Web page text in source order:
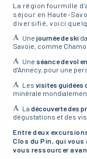
La région fourmille
séjour en Haute-
diversifié, voici
Une journée de ski
Savoie, comme
Une séance de vol
d’Annecy, pour une
Les visites guidées
minérale
La découverte des
dégustations et des
Entre deux
Clos du Pin, qui
vous ressourcer